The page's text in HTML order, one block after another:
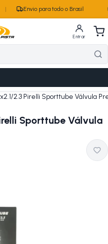
Envio para todo o Brasil
Entrar
2.3 Pirelli Sporttube Válvula
Sporttube Válvula